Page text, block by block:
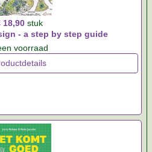
18,90 stuk
- a step by step guide
voorraad